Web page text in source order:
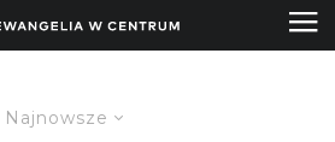
Najnowsze